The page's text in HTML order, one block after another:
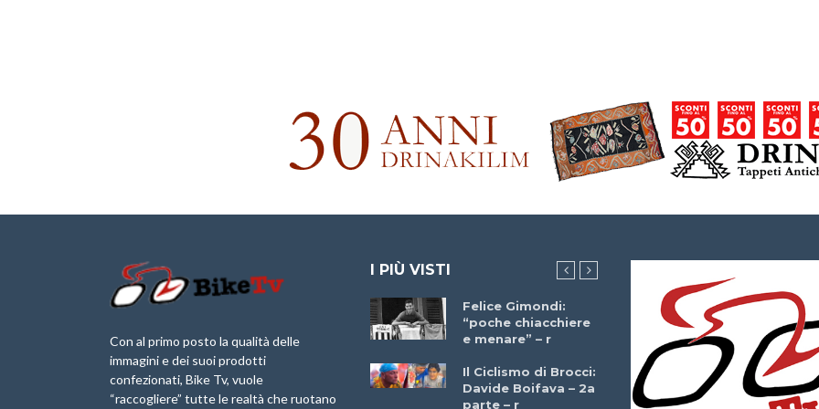
Con al primo posto la qualità delle
immagini e dei suoi prodotti
confezionati, Bike Tv, vuole
“raccogliere” tutte le realtà che ruotano
I PIÙ VISTI
Briko Torino – 11
Maggio 2025 – r
Anteprima
Granfondo
Internazionale San
Felice Gimondi:
“poche chiacchiere
e menare” – r
Il Ciclismo di Brocci:
Davide Boifava – 2a
parte – r
Brocci Incontra
Giuseppe Martinelli
– r
Che cos’è il